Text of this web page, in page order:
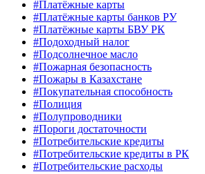
#Платёжные карты
#Платёжные карты банков РУ
#Платёжные карты БВУ РК
#Подоходный налог
#Подсолнечное масло
#Пожарная безопасность
#Пожары в Казахстане
#Покупательная способность
#Полиция
#Полупроводники
#Пороги достаточности
#Потребительские кредиты
#Потребительские кредиты в РК
#Потребительские расходы